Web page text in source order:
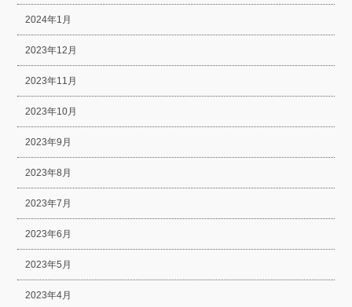
2024年1月
2023年12月
2023年11月
2023年10月
2023年9月
2023年8月
2023年7月
2023年6月
2023年5月
2023年4月